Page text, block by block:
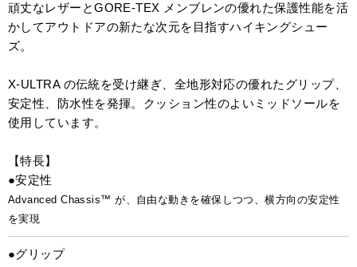
頑丈なレザーとGORE-TEX メンブレンの優れた保護性能を活
かしてアウトドアの新たな次元を目指すハイキングシュー
ズ。
X-ULTRA の伝統を受け継ぎ、全地形対応の優れたグリップ、
安定性、防水性を発揮。クッション性のよいミッドソールを
使用しています。
【特長】
●安定性
Advanced Chassis™ が、自由な動きを確保しつつ、横方向の安定性
を実現
●グリップ